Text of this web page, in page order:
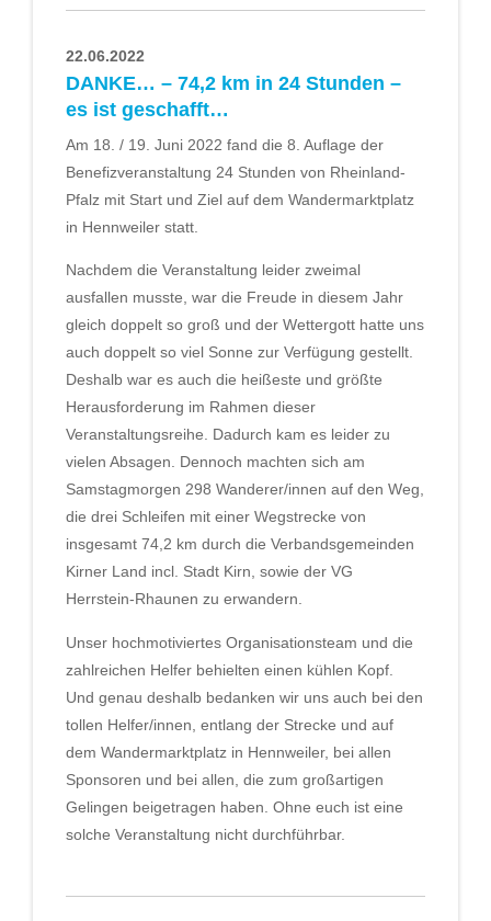
22.06.2022
DANKE… – 74,2 km in 24 Stunden –
es ist geschafft…
Am 18. / 19. Juni 2022 fand die 8. Auflage der
Benefizveranstaltung 24 Stunden von Rheinland-
Pfalz mit Start und Ziel auf dem Wandermarktplatz
in Hennweiler statt.
Nachdem die Veranstaltung leider zweimal
ausfallen musste, war die Freude in diesem Jahr
gleich doppelt so groß und der Wettergott hatte uns
auch doppelt so viel Sonne zur Verfügung gestellt.
Deshalb war es auch die heißeste und größte
Herausforderung im Rahmen dieser
Veranstaltungsreihe. Dadurch kam es leider zu
vielen Absagen. Dennoch machten sich am
Samstagmorgen 298 Wanderer/innen auf den Weg,
die drei Schleifen mit einer Wegstrecke von
insgesamt 74,2 km durch die Verbandsgemeinden
Kirner Land incl. Stadt Kirn, sowie der VG
Herrstein-Rhaunen zu erwandern.
Unser hochmotiviertes Organisationsteam und die
zahlreichen Helfer behielten einen kühlen Kopf.
Und genau deshalb bedanken wir uns auch bei den
tollen Helfer/innen, entlang der Strecke und auf
dem Wandermarktplatz in Hennweiler, bei allen
Sponsoren und bei allen, die zum großartigen
Gelingen beigetragen haben. Ohne euch ist eine
solche Veranstaltung nicht durchführbar.